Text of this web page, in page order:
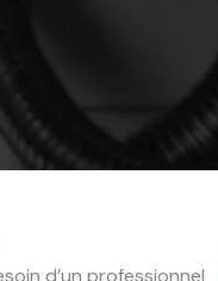
d’un professionnel